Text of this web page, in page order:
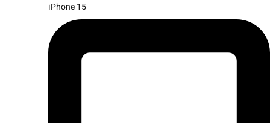
iPhone 15